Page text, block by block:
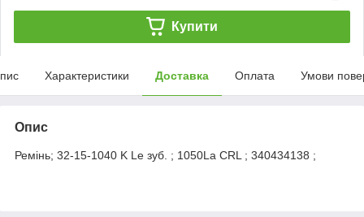
Купити
Характеристики Доставка Оплата Умови
Опис
Ремінь; 32-15-1040 K Le зуб. ; 1050La CRL ; 340434138 ;